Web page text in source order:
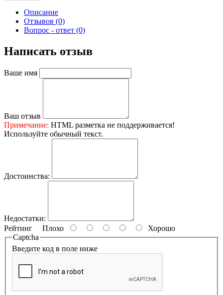
Описание
Отзывов (0)
Вопрос - ответ (0)
Написать отзыв
Ваше имя
Ваш отзыв
Примечание: HTML разметка не поддерживается!
Используйте обычный текст.
Достоинства:
Недостатки:
Рейтинг Плохо
Хорошо
Captcha
Введите код в поле ниже